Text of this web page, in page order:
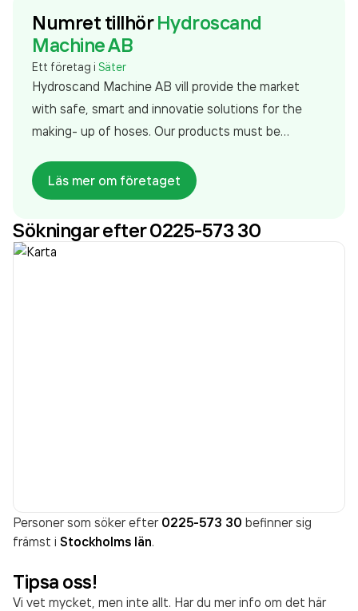
Numret tillhör Hydroscand
Machine AB
Ett företag i Säter
Hydroscand Machine AB vill provide the market
with safe, smart and innovatie solutions for the
making- up of hoses. Our products must be
will offer the customer a safe concept which
ensures the function and reliability. We will be
realiable & service aware and have a high level of
tehnical expertise in our field. We want to be our
Läs mer om företaget
Sökningar efter 0225-573 30
Personer som söker efter 0225-573 30 befinner sig
främst i Stockholms län.
Tipsa oss!
Vi vet mycket, men inte allt. Har du mer info om det här